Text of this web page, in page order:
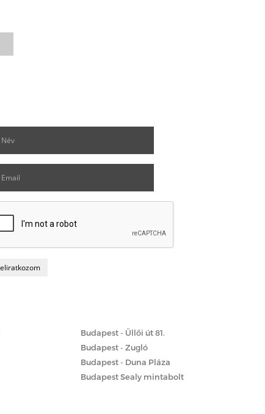
Budapest - Üllői út 81.
Budapest - Zugló
Budapest - Duna Pláza
Budapest Sealy mintabolt